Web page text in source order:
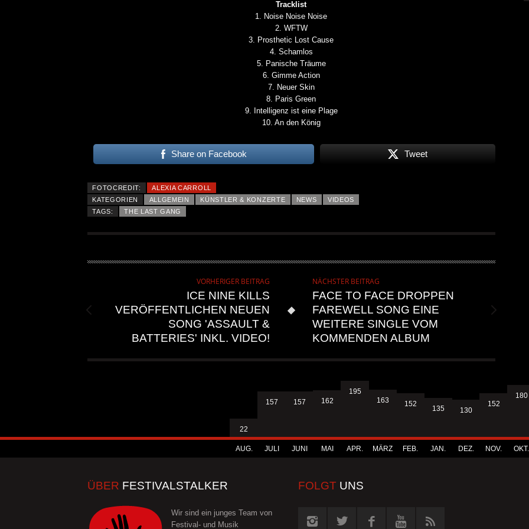
Tracklist
1. Noise Noise Noise
2. WFTW
3. Prosthetic Lost Cause
4. Schamlos
5. Panische Träume
6. Gimme Action
7. Neuer Skin
8. Paris Green
9. Intelligenz ist eine Plage
10. An den König
Share on Facebook Tweet
FOTOCREDIT:
ALEXIA CARROLL
KATEGORIEN
ALLGEMEIN KÜNSTLER & KONZERTE NEWS
VIDEOS
TAGS:
THE LAST GANG
VORHERIGER BEITRAG
ICE NINE KILLS
VERÖFFENTLICHEN NEUEN
SONG 'ASSAULT &
BATTERIES' INKL. VIDEO!
NÄCHSTER BEITRAG
FACE TO FACE DROPPEN
FAREWELL SONG EINE
WEITERE SINGLE VOM
KOMMENDEN ALBUM
22
AUG.
157
JULI
157
JUNI
162
MAI
195
APR.
163
MÄRZ
152
FEB.
135
JAN.
130
DEZ.
152
NOV.
180
OKT.
ÜBER FESTIVALSTALKER
Wir sind ein junges Team von
Festival- und Musik
FOLGT UNS